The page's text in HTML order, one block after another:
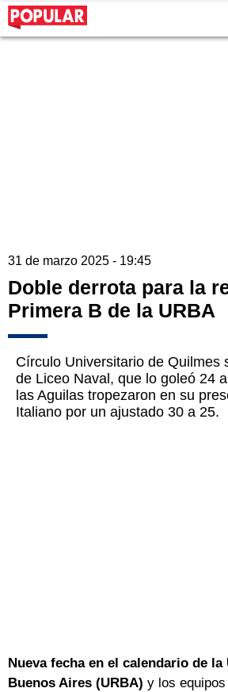
31 de marzo 2025 - 19:45
Doble derrota para la
Primera B de la URBA
Círculo Universitario de Quilmes
de Liceo Naval, que lo goleó 24
las Aguilas tropezaron en su
Italiano por un ajustado 30 a 25.
Nueva fecha en el calendario de
Buenos Aires (URBA) y los